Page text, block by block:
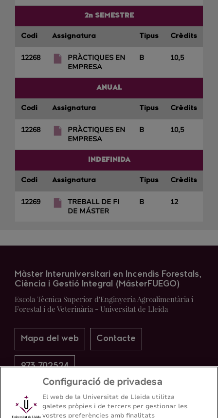
2n SEMESTRE
Codi Assignatura Tipus Crèdits
12268
PRÀCTIQUES EN
EMPRESA
B 10,5
ANUAL
Codi Assignatura Tipus Crèdits
12268
PRÀCTIQUES EN
EMPRESA
B 10,5
INDEFINIDA
Codi Assignatura Tipus Crèdits
12269
TREBALL DE FI
DE MÁSTER
B 12
Màster Interuniversitari en Incendis Forestals,
Ciència i Gestió Integral (MásterFUEGO)
Escola Tècnica Superior d'Enginyeria Agroalimentària i
Forestal i de Veterinària - Universitat de Lleida
Mapa del web Contacte
973 702524
Configuració de privadesa
El web de la Universitat de Lleida utilitza
galetes pròpies i de tercers per gestionar les
vostres preferències amb finalitats